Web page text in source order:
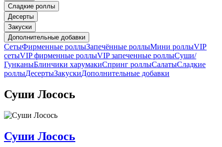
Сладкие роллы
Десерты
Закуски
Дополнительные добавки
СетыФирменные роллыЗапечённые роллыМини роллыVIP
сетыVIP фирменные роллыVIP запеченные роллыСуши/
ГунканыБлинчики харумакиСпринг роллыСалатыСладкие
роллыДесертыЗакускиДополнительные добавки
Суши Лосось
Суши Лосось